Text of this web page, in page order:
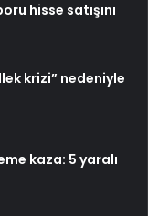
hisse satışını
krizi” nedeniyle
kaza: 5 yaralı